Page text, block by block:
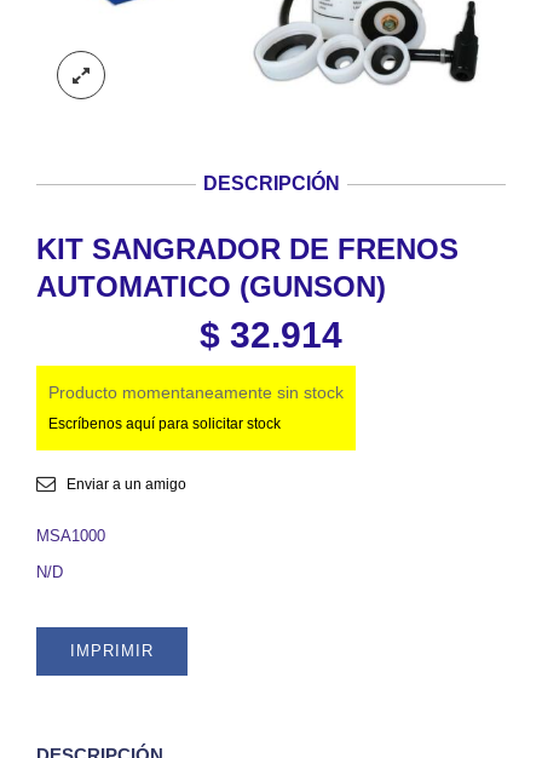
DESCRIPCIÓN
KIT SANGRADOR DE FRENOS
AUTOMATICO (GUNSON)
$ 32.914
Producto momentaneamente sin stock
Escríbenos aquí para solicitar stock
Enviar a un amigo
MSA1000
N/D
IMPRIMIR